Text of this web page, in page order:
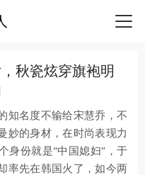
秋瓷炫穿旗袍明
知名度不输给宋慧乔，不
妙的身材，在时尚表现力
身份就是“中国媳妇”，于
率先在韩国火了，如今两